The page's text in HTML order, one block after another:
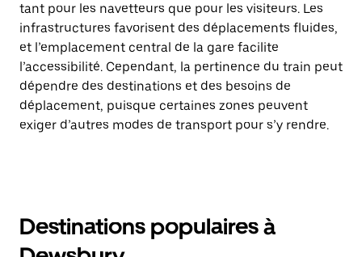
tant pour les navetteurs que pour les visiteurs. Les
infrastructures favorisent des déplacements fluides,
et l’emplacement central de la gare facilite
l’accessibilité. Cependant, la pertinence du train peut
dépendre des destinations et des besoins de
déplacement, puisque certaines zones peuvent
exiger d’autres modes de transport pour s’y rendre.
Destinations populaires à